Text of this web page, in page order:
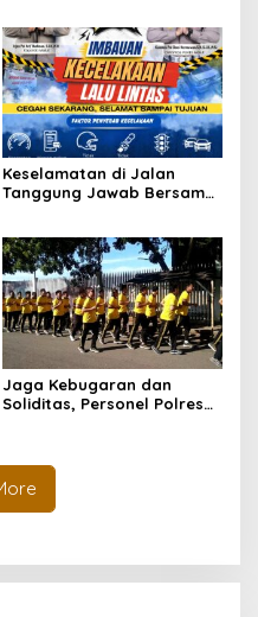
Kapal
Keselamatan di Jalan
Tanggung Jawab Bersama,
Lalu Lintas
Jaga Kebugaran dan
Soliditas, Personel Polres